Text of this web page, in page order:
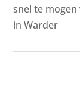
snel te
in Warder